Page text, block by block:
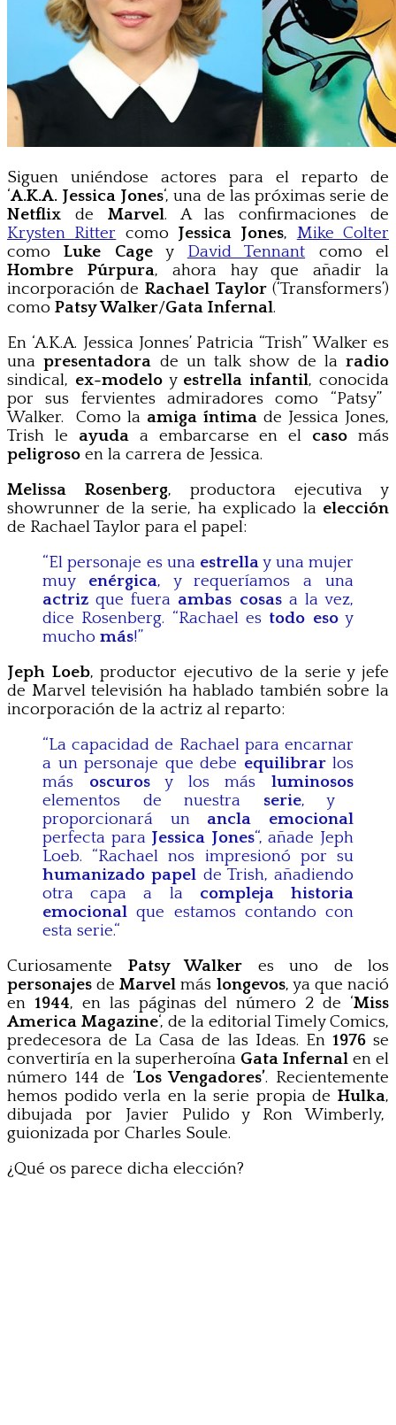
Siguen uniéndose actores para el reparto de
‘A.K.A. Jessica Jones‘, una de las próximas serie de
Netflix de Marvel. A las confirmaciones de
Krysten Ritter como Jessica Jones, Mike Colter
comoLuke Cagey David Tennant como el
Hombre Púrpura, ahora hay que añadir la
incorporación de Rachael Taylor(‘Transformers’)
como Patsy Walker/Gata Infernal.
En ‘A.K.A. Jessica Jonnes’ Patricia “Trish”Walker es
unapresentadora de un talk show de laradio
sindical, ex-modelo y estrella infantil, conocida
por
sus fervientes admiradores como “Patsy”
Walker.
Como la amiga íntima de Jessica Jones,
Trish le ayudaa embarcarse en el caso más
peligroso en la carrera de Jessica.
Melissa Rosenberg, productora ejecutiva y
showrunner de la serie, ha explicado la elección
de Rachael Taylor para el papel:
“El personaje es una estrellay una mujer
muy enérgica, y requeríamos a
una
actriz que fuera ambas cosasa la vez,
dice Rosenberg. “Rachaeles todo eso y
mucho más!”
Jeph Loeb, productor ejecutivo de la serie y jefe
de Marvel televisión ha hablado también sobre la
incorporación de la actriz al reparto:
“La capacidad de Rachaelparaencarnar
a un personaje que debe equilibrar los
más oscuros ylosmásluminosos
elementos de
nuestra serie, y
proporcionará
un ancla
emocional
perfecta para Jessica Jones“, añade Jeph
Loeb. “Rachaelnos impresionó por su
humanizado papel de Trish, añadiendo
otra capa a la
compleja
historia
emocional que estamos contando con
esta serie.“
Curiosamente Patsy Walker es uno de los
personajes deMarvel más longevos, ya que nació
en 1944, en las páginas del número 2 de ‘Miss
America Magazine‘, de la editorial Timely Comics,
predecesora de La Casa de las Ideas. En 1976se
convertiría en la superheroína Gata Infernal en el
número 144 de ‘Los Vengadores’. Recientemente
hemos podido verla en la serie propia de Hulka,
dibujada por Javier Pulido y Ron Wimberly,
guionizada por Charles Soule.
¿Qué os parece dicha elección?